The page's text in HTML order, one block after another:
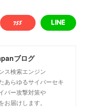
ブログ
ス検索エンジン
あらゆるサイバーセキ
バー攻撃対策や
届けします。